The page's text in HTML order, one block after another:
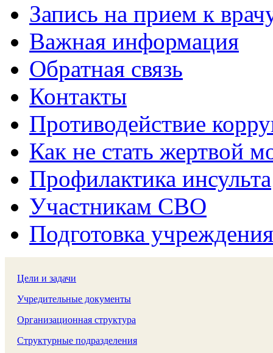
Запись на прием к
Важная информация
Обратная связь
Контакты
Противодействие
Как не стать жертвой
Профилактика инсульта
Участникам СВО
Подготовка
Цели и задачи
Учредительные документы
Организационная структура
Структурные подразделения